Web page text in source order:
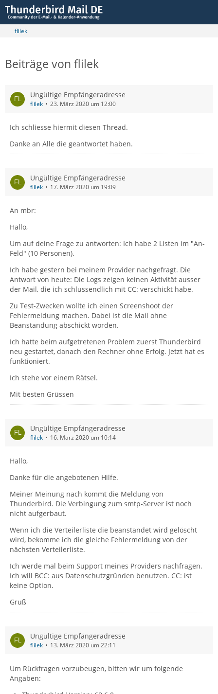
flilek
Beiträge von flilek
Ungültige Empfängeradresse
flilek 23. März 2020 um 12:00
Ich schliesse hiermit diesen Thread.
Danke an Alle die geantwortet haben.
Ungültige Empfängeradresse
flilek 17. März 2020 um 19:09
An mbr:
Hallo,
Um auf deine Frage zu antworten: Ich habe 2 Listen im "An-
Feld" (10 Personen).
Ich habe gestern bei meinem Provider nachgefragt. Die
Antwort von heute: Die Logs zeigen keinen Aktivität ausser
der Mail, die ich schlussendlich mit CC: verschickt habe.
Zu Test-Zwecken wollte ich einen Screenshoot der
Fehlermeldung machen. Dabei ist die Mail ohne
Beanstandung abschickt worden.
Ich hatte beim aufgetretenen Problem zuerst Thunderbird
neu gestartet, danach den Rechner ohne Erfolg. Jetzt hat es
funktioniert.
Ich stehe vor einem Rätsel.
Mit besten Grüssen
Ungültige Empfängeradresse
flilek 16. März 2020 um 10:14
Hallo,
Danke für die angebotenen Hilfe.
Meiner Meinung nach kommt die Meldung von
Thunderbird. Die Verbingung zum smtp-Server ist noch
nicht aufgerbaut.
Wenn ich die Verteilerliste die beanstandet wird gelöscht
wird, bekomme ich die gleiche Fehlermeldung von der
nächsten Verteilerliste.
Ich werde mal beim Support meines Providers nachfragen.
Ich will BCC: aus Datenschutzgründen benutzen. CC: ist
keine Option.
Gruß
Ungültige Empfängeradresse
flilek 13. März 2020 um 22:11
Um Rückfragen vorzubeugen, bitten wir um folgende
Angaben: